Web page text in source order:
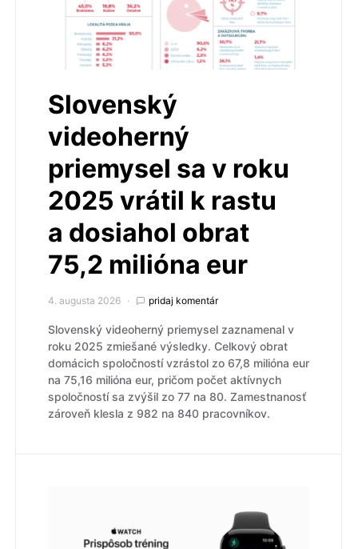
Slovenský
videoherný
priemysel sa v roku
2025 vrátil k rastu
a dosiahol obrat
75,2 milióna eur
4. augusta 2026 pridaj komentár
Slovenský videoherný priemysel zaznamenal v
roku 2025 zmiešané výsledky. Celkový obrat
domácich spoločností vzrástol zo 67,8 milióna eur
na 75,16 milióna eur, pričom počet aktívnych
spoločností sa zvýšil zo 77 na 80. Zamestnanosť
zároveň klesla z 982 na 840 pracovníkov.